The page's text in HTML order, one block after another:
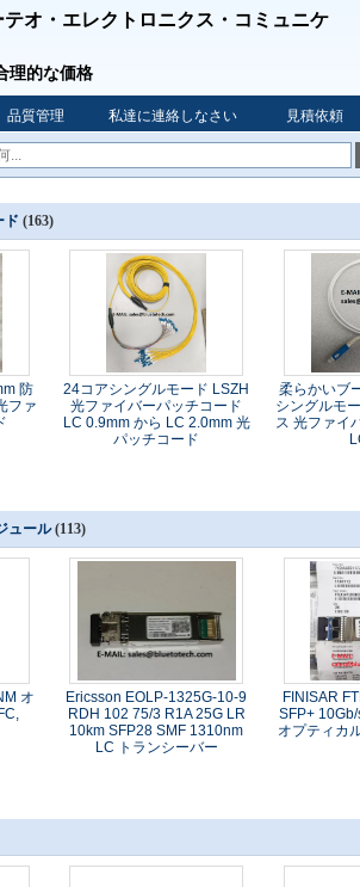
オ・エレクトロニクス・コミュニケ
理的な価格
品質管理 私達に連絡しなさい 見積依頼
ド (163)
防
ファ
24コアシングルモード LSZH
光ファイバーパッチコード
LC 0.9mm から LC 2.0mm 光
パッチコード
柔らかいブ
シングルモ
ス 光ファイ
ュール (113)
オ
Ericsson EOLP-1325G-10-9
RDH 102 75/3 R1A 25G LR
10km SFP28 SMF 1310nm
LC トランシーバー
FINISAR
SFP+
オプティカ